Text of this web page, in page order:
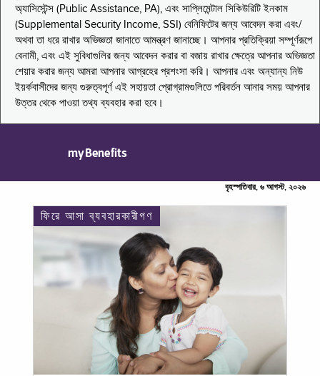
অ্যাসিস্টেন্স (Public Assistance, PA), এবং সাপ্লিমেন্টাল সিকিউরিটি ইনকাম
(Supplemental Security Income, SSI) বেনিফিটের জন্য আবেদন করা এবং/
অথবা তা ধরে রাখার অভিজ্ঞতা জানাতে আমন্ত্রণ জানাচ্ছে। আপনার প্রতিক্রিয়া সম্পূর্ণরূপে
বেনামী, এবং এই সুবিধাগুলির জন্য আবেদন করার বা বজায় রাখার ক্ষেত্রে আপনার অভিজ্ঞতা
শেয়ার করার জন্য আমরা আপনার আগ্রহের প্রশংসা করি। আপনার এবং অন্যান্য নিউ
ইয়র্কবাসীদের জন্য গুরুত্বপূর্ণ এই সহায়তা প্রোগ্রামগুলিতে পরিবর্তন আনার সময় আপনার
উত্তর থেকে পাওয়া তথ্য ব্যবহার করা হবে।
myBenefits
বৃহস্পতিবার, ৬ আগস্ট, ২০২৬
ফিরে আসা ব্যবহারকারীগণ